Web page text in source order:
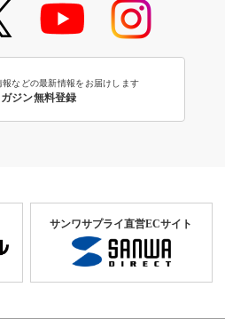
報などの最新情報をお届けします
ガジン無料登録
サンワサプライ直営ECサイト